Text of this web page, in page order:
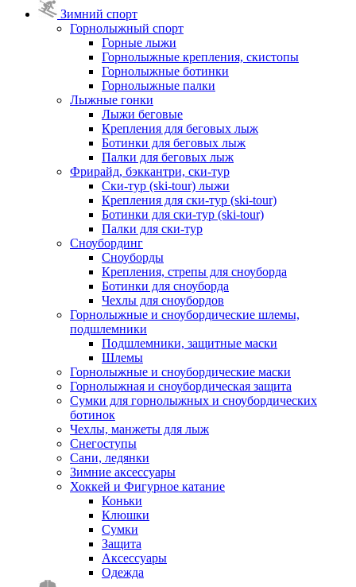
Зимний спорт
Горнолыжный спорт
Горные лыжи
Горнолыжные крепления, скистопы
Горнолыжные ботинки
Горнолыжные палки
Лыжные гонки
Лыжи беговые
Крепления для беговых лыж
Ботинки для беговых лыж
Палки для беговых лыж
Фрирайд, бэккантри, ски-тур
Ски-тур (ski-tour) лыжи
Крепления для ски-тур (ski-tour)
Ботинки для ски-тур (ski-tour)
Палки для ски-тур
Сноубординг
Сноуборды
Крепления, стрепы для сноуборда
Ботинки для сноуборда
Чехлы для сноубордов
Горнолыжные и сноубордические шлемы,
подшлемники
Подшлемники, защитные маски
Шлемы
Горнолыжные и сноубордические маски
Горнолыжная и сноубордическая защита
Сумки для горнолыжных и сноубордических
ботинок
Чехлы, манжеты для лыж
Снегоступы
Сани, ледянки
Зимние аксессуары
Хоккей и Фигурное катание
Коньки
Клюшки
Сумки
Защита
Аксессуары
Одежда